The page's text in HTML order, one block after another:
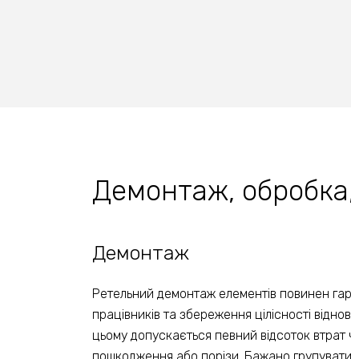
Демонтаж,
Ретельний демонтаж елементів повинен
працівників та збереження цілісності
цьому допускається певний відсоток втрат
Демонтаж